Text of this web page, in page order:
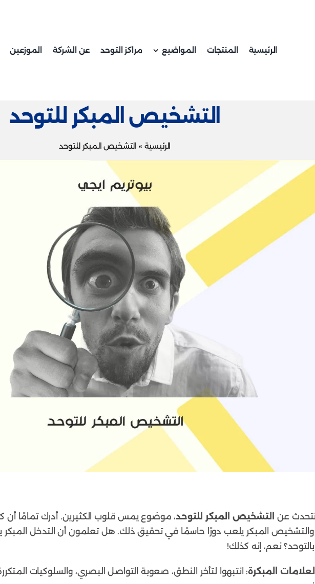
الرئيسية المنتجات المواضيع مراكز التوحد عن الشركة الموزعين
التشخيص المبكر للتوحد
الرئيسية » التشخيص المبكر للتوحد
نتحدث عن التشخيص المبكر للتوحد، موضوع يمس قلوب الكثيرين. أدرك تمامًا
والتشخيص المبكر يلعب دورًا حاسمًا في تحقيق ذلك. هل تعلمون أن التدخل
نعم، إنه كذلك!
المبكرة: انتبهوا لتأخر النطق، صعوبة التواصل البصري، والسلوكيات